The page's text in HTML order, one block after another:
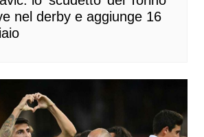
nel derby e aggiunge 16